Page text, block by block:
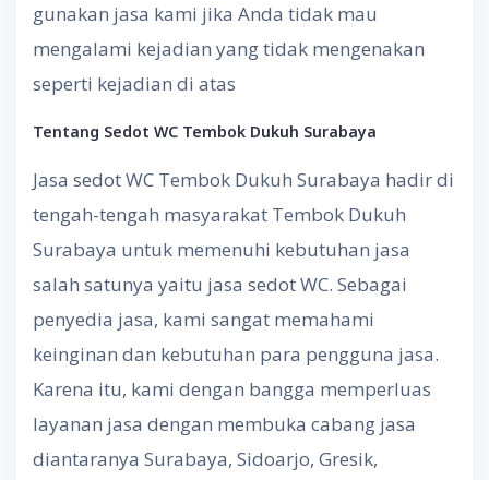
gunakan jasa kami jika Anda tidak mau
mengalami kejadian yang tidak mengenakan
seperti kejadian di atas
Tentang Sedot WC Tembok Dukuh Surabaya
Jasa sedot WC Tembok Dukuh Surabaya hadir di
tengah-tengah masyarakat Tembok Dukuh
Surabaya untuk memenuhi kebutuhan jasa
salah satunya yaitu jasa sedot WC. Sebagai
penyedia jasa, kami sangat memahami
keinginan dan kebutuhan para pengguna jasa.
Karena itu, kami dengan bangga memperluas
layanan jasa dengan membuka cabang jasa
diantaranya Surabaya, Sidoarjo, Gresik,